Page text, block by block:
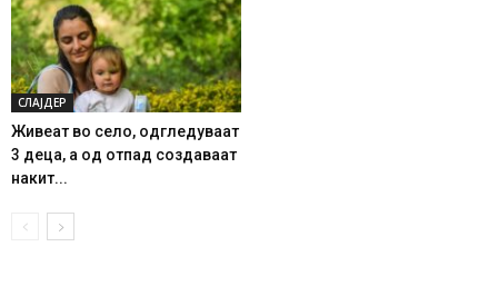
СЛАЈДЕР
Живеат во село, одгледуваат
3 деца, а од отпад создаваат
накит...